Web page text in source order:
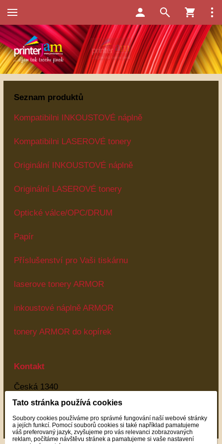
Seznam produktů
Kompatibilni INKOUSTOVÉ náplně
Kompatibilni LASEROVÉ tonery
Originální INKOUSTOVÉ náplně
Originální LASEROVÉ tonery
Optické válce/OPC/DRUM
Papír
Příslušenství pro Vaši tiskárnu
laserove tonery ARMOR
inkoustové náplně ARMOR
tonery ARMOR do kopírek
Kontakt
Česká 1340
Most
Most
Tato stránka používá cookies
Soubory cookies používáme pro správné fungování naší webové stránky
a jejích funkcí. Pomocí souborů cookies si také například pamatujeme
váš preferovaný jazyk, zvyšujeme pro vás relevanci zobrazovaných
reklam, počítáme návštěvu stránek a pamatujeme si vaše nastavení